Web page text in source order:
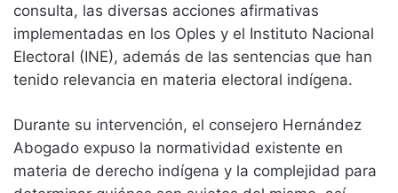
consulta, las diversas acciones afirmativas
implementadas en los Oples y el Instituto Nacional
Electoral (INE), además de las sentencias que han
tenido relevancia en materia electoral indígena.
Durante su intervención, el consejero Hernández
Abogado expuso la normatividad existente en
materia de derecho indígena y la complejidad para